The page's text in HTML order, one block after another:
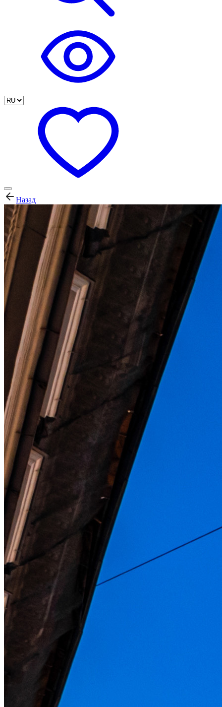
Назад